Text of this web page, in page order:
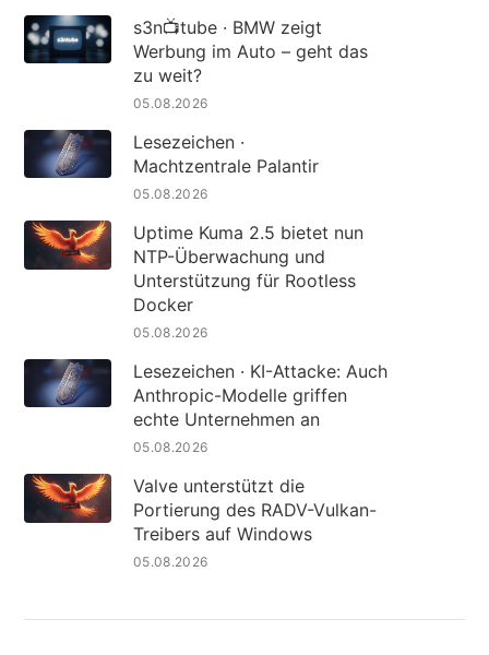
s3n📺tube · BMW zeigt
Werbung im Auto – geht das
zu weit?
05.08.2026
Lesezeichen ·
Machtzentrale Palantir
05.08.2026
Uptime Kuma 2.5 bietet nun
NTP-Überwachung und
Unterstützung für Rootless
Docker
05.08.2026
Lesezeichen · KI-Attacke: Auch
Anthropic-Modelle griffen
echte Unternehmen an
05.08.2026
Valve unterstützt die
Portierung des RADV-Vulkan-
Treibers auf Windows
05.08.2026